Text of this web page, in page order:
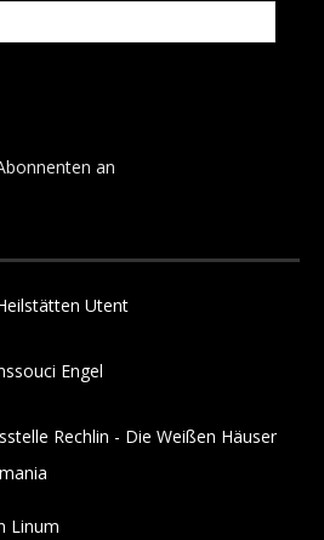
an
Utent
Engel
Rechlin - Die Weißen Häuser
Linum